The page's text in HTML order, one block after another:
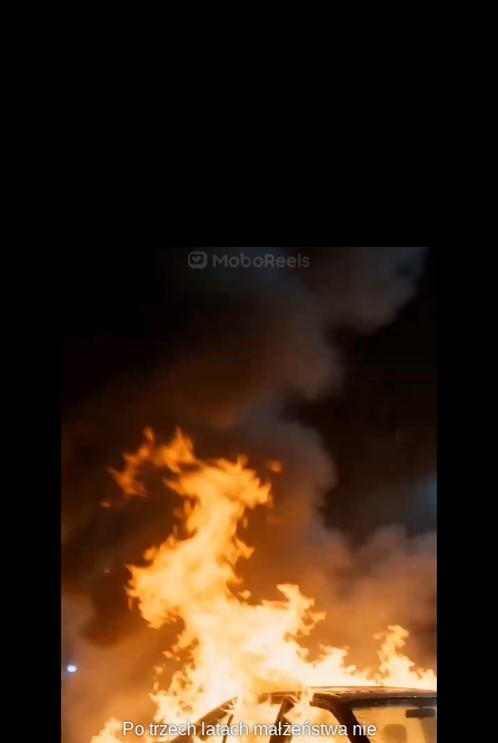
Po trzech latach małżeństwa nie